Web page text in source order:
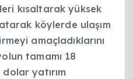
kısaltarak yüksek
köylerde ulaşım
amaçladıklarını
tamamı 18
yatırım